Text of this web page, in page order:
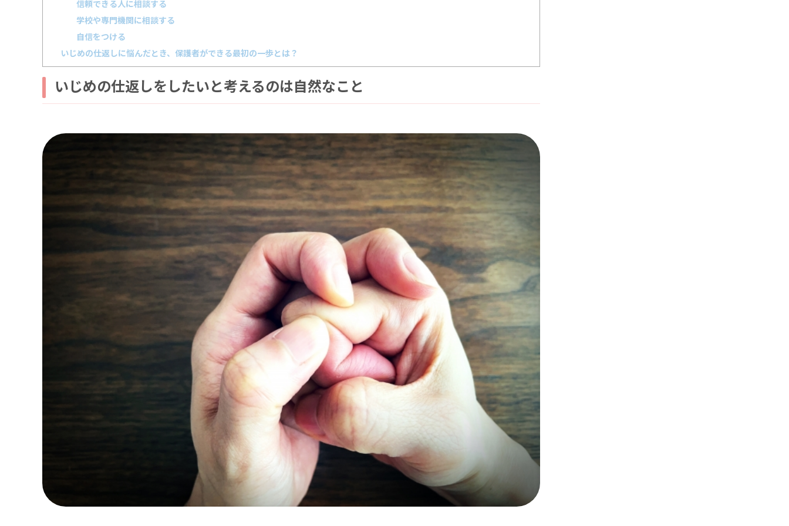
信頼できる人に相談する
学校や専門機関に相談する
自信をつける
いじめの仕返しに悩んだとき、保護者ができる最初の一歩とは？
いじめの仕返しをしたいと考えるのは自然なこと